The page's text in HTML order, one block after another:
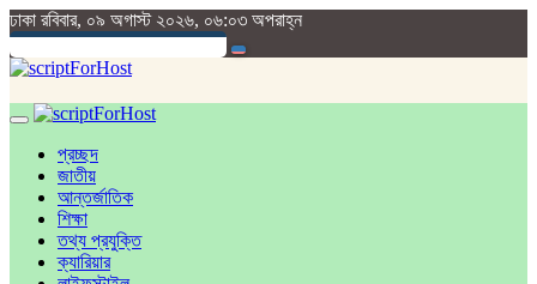
ঢাকা রবিবার, ০৯ অগাস্ট ২০২৬, ০৬:০৩ অপরাহ্ন
প্রচ্ছদ
জাতীয়
আন্তর্জাতিক
শিক্ষা
তথ্য প্রযুক্তি
ক্যারিয়ার